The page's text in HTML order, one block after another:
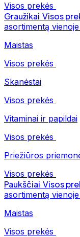
Visos prekės
Graužikai Visos
asortimentą
Maistas
Visos prekės
Skanėstai
Visos prekės
Vitaminai ir papildai
Visos prekės
Priežiūros
Visos prekės
Paukščiai Visos
asortimentą
Maistas
Visos prekės